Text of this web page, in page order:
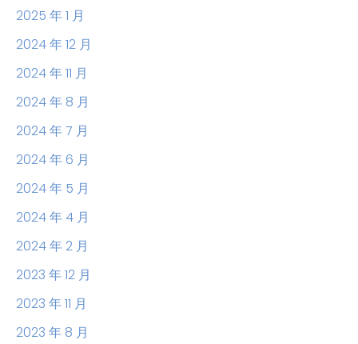
2025 年 1 月
2024 年 12 月
2024 年 11 月
2024 年 8 月
2024 年 7 月
2024 年 6 月
2024 年 5 月
2024 年 4 月
2024 年 2 月
2023 年 12 月
2023 年 11 月
2023 年 8 月